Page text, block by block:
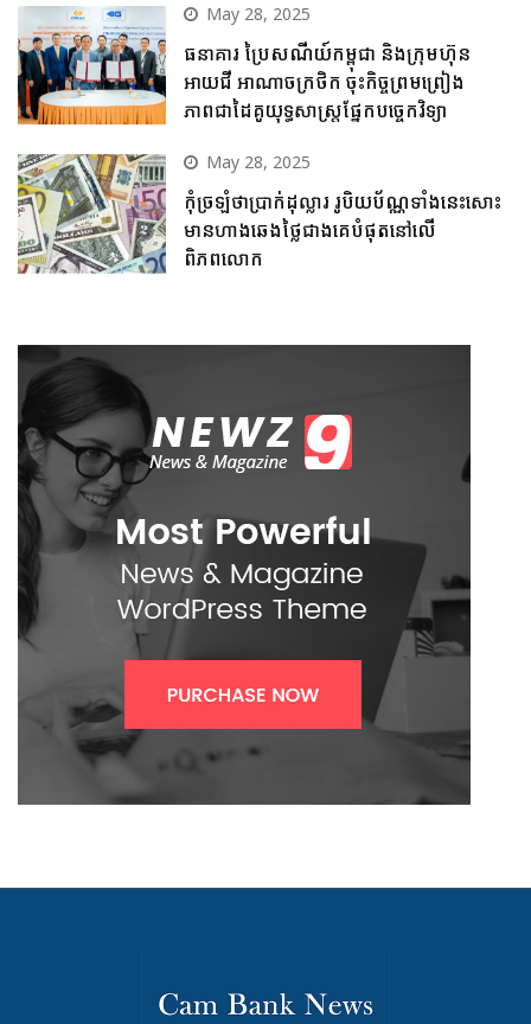
May 28, 2025
ធនាគារ ប្រៃសណីយ៍កម្ពុជា និងក្រុមហ៊ុន
អាយជី អាណាចក្រថិក ចុះកិច្ចព្រមព្រៀង
ភាពជាដៃគូយុទ្ធសាស្ត្រផ្នែកបច្ចេកវិទ្យា
May 28, 2025
កុំច្រឡំថាប្រាក់ដុល្លារ រូបិយប័ណ្ណទាំងនេះសោះ
មានហាងឆេងថ្លៃជាងគេបំផុតនៅលើ
ពិភពលោក